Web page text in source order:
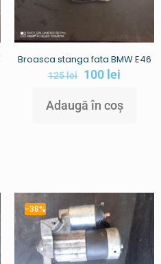
Broasca stanga fata BMW E46
125lei 100 lei
Adaugă în coș
-38%